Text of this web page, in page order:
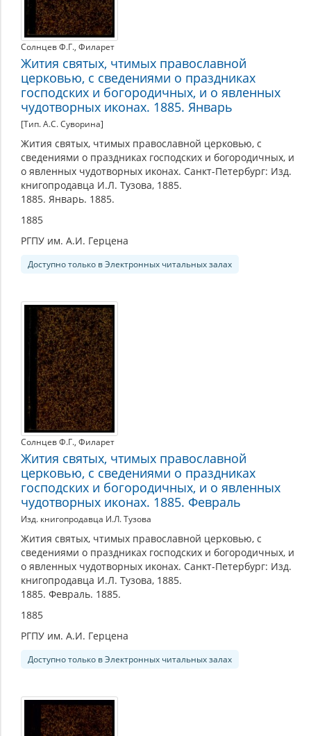
Солнцев Ф.Г., Филарет
Жития святых, чтимых православной
церковью, с сведениями о праздниках
господских и богородичных, и о явленных
чудотворных иконах. 1885. Январь
[Тип. А.С. Суворина]
Жития святых, чтимых православной церковью, с
сведениями о праздниках господских и богородичных, и
о явленных чудотворных иконах. Санкт-Петербург: Изд.
книгопродавца И.Л. Тузова, 1885.
1885. Январь. 1885.
1885
РГПУ им. А.И. Герцена
Доступно только в Электронных читальных залах
Солнцев Ф.Г., Филарет
Жития святых, чтимых православной
церковью, с сведениями о праздниках
господских и богородичных, и о явленных
чудотворных иконах. 1885. Февраль
Изд. книгопродавца И.Л. Тузова
Жития святых, чтимых православной церковью, с
сведениями о праздниках господских и богородичных, и
о явленных чудотворных иконах. Санкт-Петербург: Изд.
книгопродавца И.Л. Тузова, 1885.
1885. Февраль. 1885.
1885
РГПУ им. А.И. Герцена
Доступно только в Электронных читальных залах